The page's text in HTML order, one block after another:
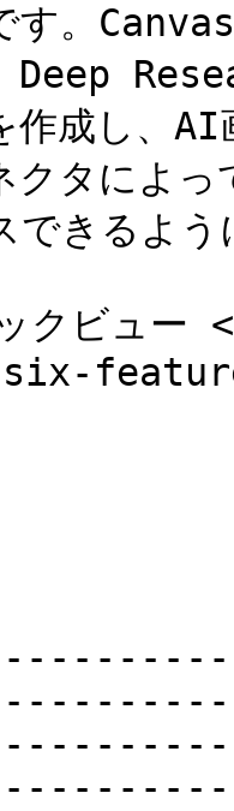
す。
Deep
作成し、
クタによ
できるよう
ックビュ
と